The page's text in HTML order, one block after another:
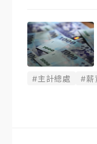
#主計總處 #薪